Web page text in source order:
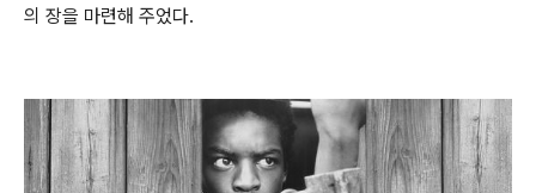
의 장을 마련해 주었다.